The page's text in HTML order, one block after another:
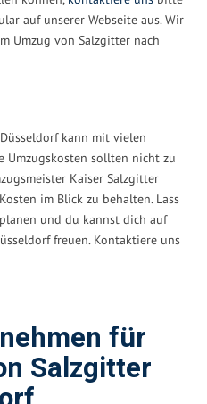
auf unserer Webseite aus. Wir
Umzug von Salzgitter nach
kann mit vielen
Umzugskosten sollten nicht zu
Kaiser Salzgitter
im Blick zu behalten. Lass
und du kannst dich auf
freuen. Kontaktiere uns
für
Salzgitter